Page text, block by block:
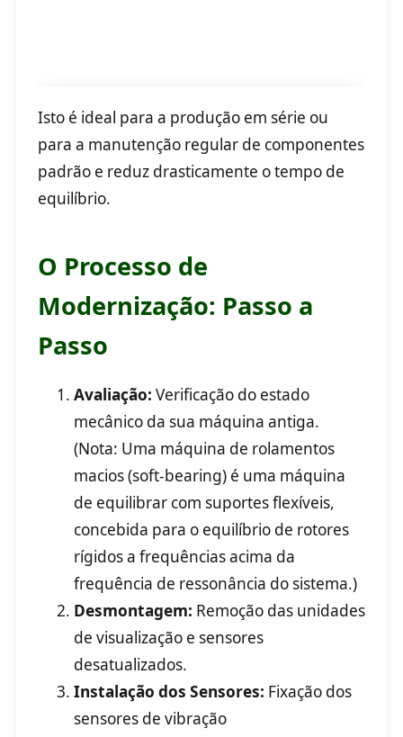
Isto é ideal para a produção em série ou
para a manutenção regular de componentes
padrão e reduz drasticamente o tempo de
equilíbrio.
O Processo de
Modernização: Passo a
Passo
Avaliação: Verificação do estado
mecânico da sua máquina antiga.
(Nota: Uma máquina de rolamentos
macios (soft-bearing) é uma máquina
de equilibrar com suportes flexíveis,
concebida para o equilíbrio de rotores
rígidos a frequências acima da
frequência de ressonância do sistema.)
Desmontagem: Remoção das unidades
de visualização e sensores
desatualizados.
Instalação dos Sensores: Fixação dos
sensores de vibração